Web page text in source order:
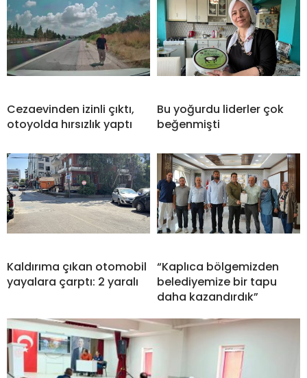
Cezaevinden izinli çıktı,
otoyolda hırsızlık yaptı
Bu yoğurdu liderler çok
beğenmişti
Kaldırıma çıkan otomobil
yayalara çarptı: 2 yaralı
“Kaplıca bölgemizden
belediyemize bir tapu
daha kazandırdık”